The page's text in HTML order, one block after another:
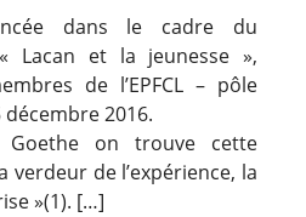
dans le cadre du
Lacan et la jeunesse »,
de l’EPFCL – pôle
décembre 2016.
on trouve cette
verdeur de l’expérience, la
»(1). […]